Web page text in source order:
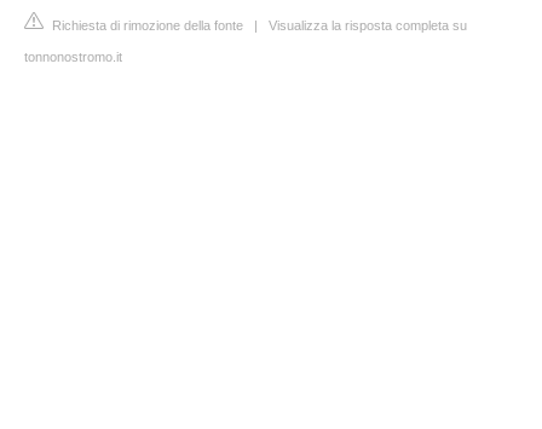
Richiesta di rimozione della fonte | Visualizza la risposta completa su
tonnonostromo.it